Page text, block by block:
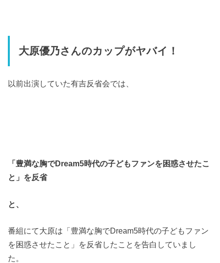
大原優乃さんのカップがヤバイ！
以前出演していた有吉反省会では、
「豊満な胸でDream5時代の子どもファンを困惑させたこ
と」を反省
と、
番組にて大原は「豊満な胸でDream5時代の子どもファン
を困惑させたこと」を反省したことを告白していまし
た。